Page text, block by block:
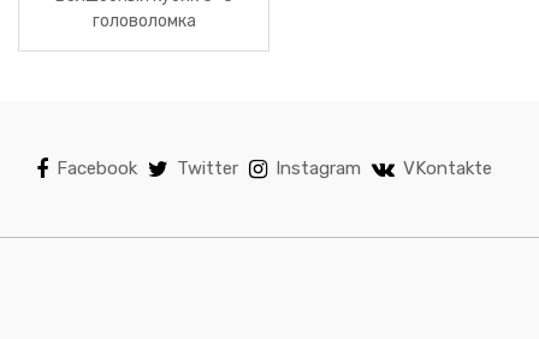
головоломка
Facebook Twitter Instagram VKontakte